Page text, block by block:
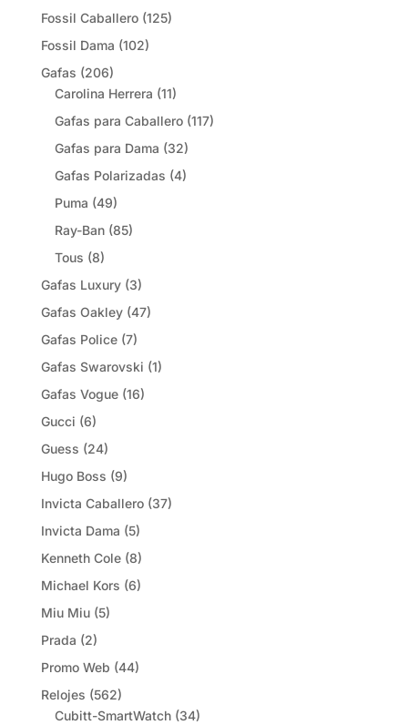
Fossil Caballero (125)
Fossil Dama (102)
Gafas (206)
Carolina Herrera (11)
Gafas para Caballero (117)
Gafas para Dama (32)
Gafas Polarizadas (4)
Puma (49)
Ray-Ban (85)
Tous (8)
Gafas Luxury (3)
Gafas Oakley (47)
Gafas Police (7)
Gafas Swarovski (1)
Gafas Vogue (16)
Gucci (6)
Guess (24)
Hugo Boss (9)
Invicta Caballero (37)
Invicta Dama (5)
Kenneth Cole (8)
Michael Kors (6)
Miu Miu (5)
Prada (2)
Promo Web (44)
Relojes (562)
Cubitt-SmartWatch (34)